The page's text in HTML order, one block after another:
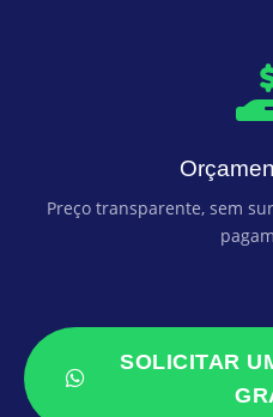
Preço transparente, sem
SOLICITAR